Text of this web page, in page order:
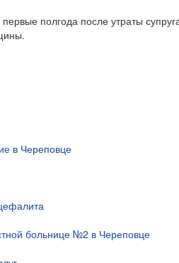
полгода после утраты
в Череповце
больнице №2 в Череповце